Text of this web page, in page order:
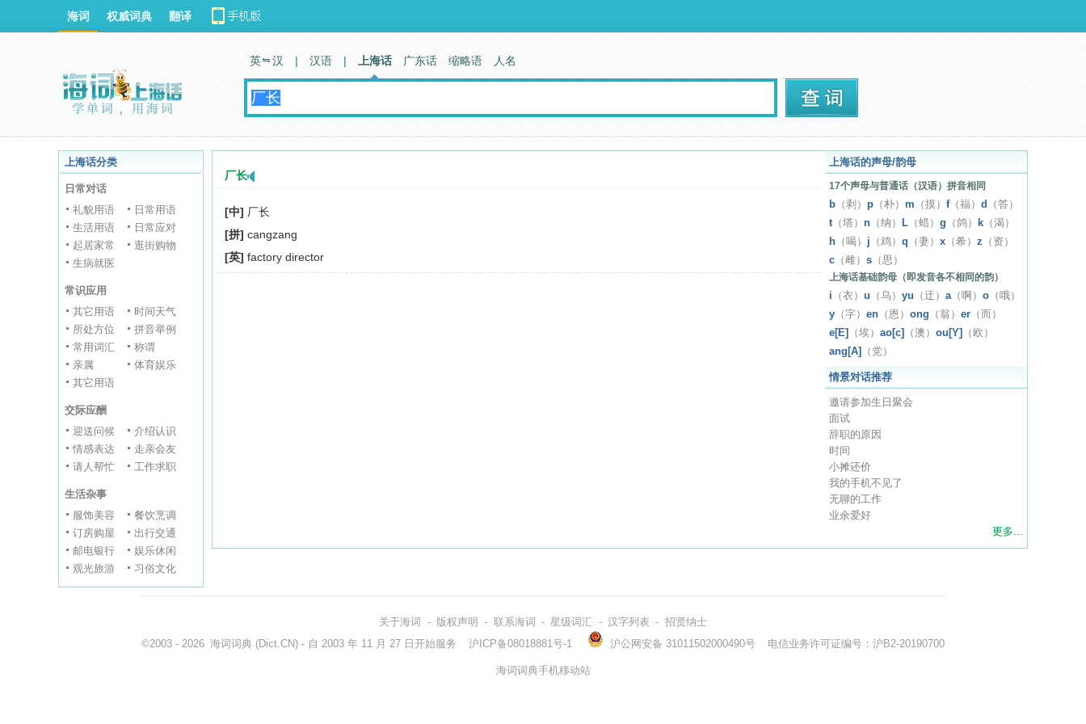
海词 权威词典 翻译
英 汉 | 汉语 | 上海话 广东话 缩略语 人名
上海话分类
日常对话
礼貌用语
日常用语
生活用语
日常应对
起居家常
逛街购物
生病就医
常识应用
其它用语
时间天气
所处方位
拼音举例
常用词汇
称谓
亲属
体育娱乐
其它用语
交际应酬
迎送问候
介绍认识
情感表达
走亲会友
请人帮忙
工作求职
生活杂事
服饰美容
餐饮烹调
订房购屋
出行交通
邮电银行
娱乐休闲
观光旅游
习俗文化
厂长
[中] 厂长
[拼] cangzang
[英] factory director
上海话的声母/韵母
17个声母与普通话（汉语）拼音相同
b （剥） p （朴） m （摸） f（福） d
（答）
t（塔） n （纳） L （蜡） g （鸽） k （渴）
h （喝） j （鸡） q （妻） x （希） z （资）
c （雌） s （思）
上海话基础韵母（即发音各不相同的韵）
i （衣） u （乌） yu （迂） a（啊） o （哦）
y （字） en （恩） ong （翁） er （而）
e[E]
（埃） ao[c] （澳） ou[Y]
（欧）
ang[A]
（党）
情景对话推荐
邀请参加生日聚会
面试
辞职的原因
时间
小摊还价
我的手机不见了
无聊的工作
业余爱好
更多...
关于海词 - 版权声明 - 联系海词 - 星级词汇 - 汉字列表 - 招贤纳士
©2003 - 2026 海词词典 (Dict.CN) - 自 2003 年 11 月 27 日开始服务 沪ICP备08018881号-1 沪公网安备 31011502000490号 电信业务许可证编号：沪B2-20190700
海词词典手机移动站